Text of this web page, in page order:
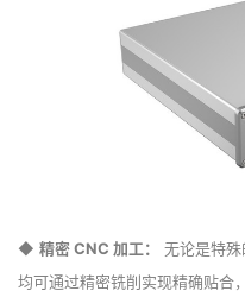
◆ 精密 CNC 加工：
无论是特殊
均可通过精密铣削实现精确贴合